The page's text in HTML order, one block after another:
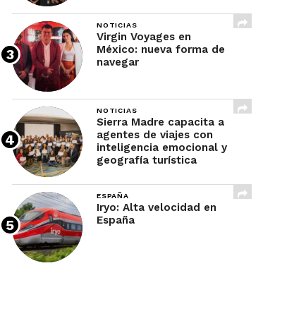
NOTICIAS
Virgin Voyages en
México: nueva forma de
navegar
NOTICIAS
Sierra Madre capacita a
agentes de viajes con
inteligencia emocional y
geografía turística
ESPAÑA
Iryo: Alta velocidad en
España